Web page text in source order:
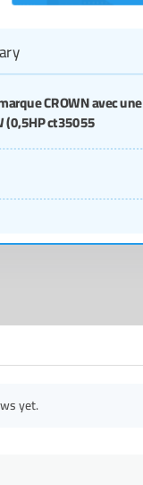
CROWN avec une
(0,5HP ct35055
yet.